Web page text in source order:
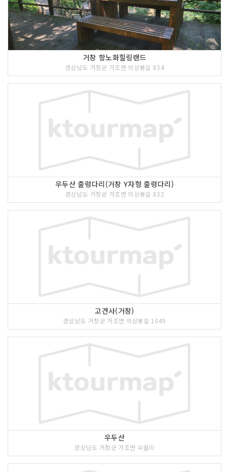
거창 항노화힐링랜드
경상남도 거창군 가조면 의상봉길 834
우두산 출렁다리(거창 Y자형 출렁다리)
경상남도 거창군 가조면 의상봉길 832
고견사(거창)
경상남도 거창군 가조면 의상봉길 1049
우두산
경상남도 거창군 가조면 수월리